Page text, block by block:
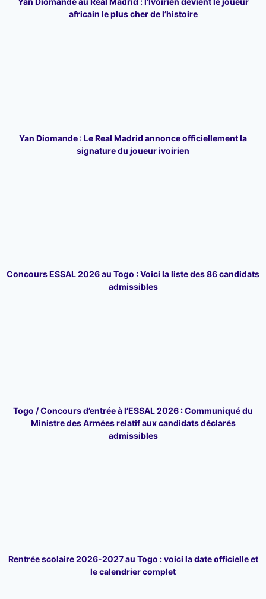
africain le plus cher de l’histoire
Yan Diomande : Le Real Madrid annonce officiellement la
signature du joueur ivoirien
Concours ESSAL 2026 au Togo : Voici la liste des 86 candidats
admissibles
Togo / Concours d’entrée à l’ESSAL 2026 : Communiqué du
Ministre des Armées relatif aux candidats déclarés
admissibles
Rentrée scolaire 2026-2027 au Togo : voici la date officielle et
le calendrier complet